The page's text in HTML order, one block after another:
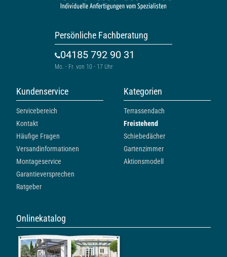
Persönliche Fachberatung
04185 792 90 31
Mo. - Fr. von 10 - 17 Uhr
Kundenservice
Servicebereich
Kontakt
Häufige Fragen
Versandinformationen
Montageservice
Garantieversprechen
Ratgeber
Kategorien
Terrassendach
Freistehend
Schiebedächer
Gartenzimmer
Aktionsmodell
Onlinekatalog